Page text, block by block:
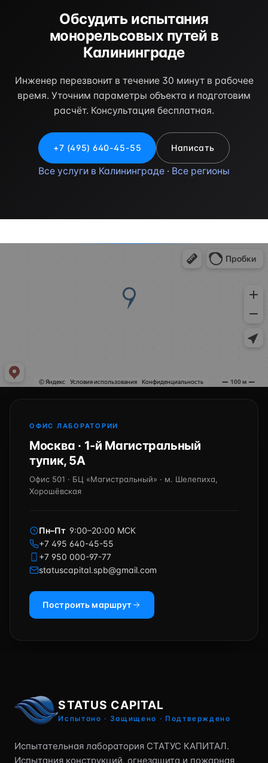
Обсудить испытания
монорельсовых путей в
Калининграде
Инженер перезвонит в течение 30 минут в рабочее
время. Уточним параметры объекта и подготовим
расчёт. Консультация бесплатная.
+7 (495) 640-45-55 Написать
Все услуги в Калининграде · Все регионы
ОФИС ЛАБОРАТОРИИ
Москва · 1-й Магистральный
тупик, 5А
Офис 501 · БЦ «Магистральный» · м. Шелепиха,
Хорошёвская
Пн–Пт 9:00–20:00 МСК
+7 495 640-45-55
+7 950 000-97-77
statuscapital.spb@gmail.com
Построить маршрут
STATUS CAPITAL
Испытано · Защищено · Подтверждено
Испытательная лаборатория СТАТУС КАПИТАЛ.
Испытания конструкций, огнезащита и пожарная